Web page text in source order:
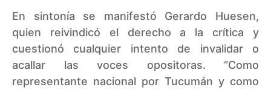
En sintonía se manifestó Gerardo Huesen,
quien reivindicó el derecho a la crítica y
cuestionó cualquier intento de invalidar o
acallar las voces opositoras. “Como
representante nacional por Tucumán y como